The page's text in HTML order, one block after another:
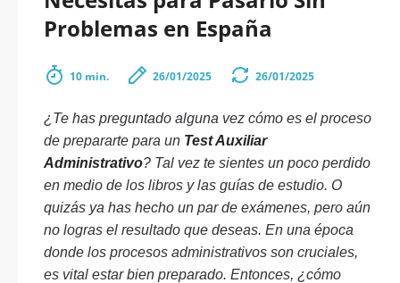
Problemas en España
10 min. 26/01/2025 26/01/2025
¿Te has preguntado alguna vez cómo es el proceso
de prepararte para un Test Auxiliar
Administrativo? Tal vez te sientes un poco perdido
en medio de los libros y las guías de estudio. O
quizás ya has hecho un par de exámenes, pero aún
no logras el resultado que deseas. En una época
donde los procesos administrativos son cruciales,
es vital estar bien preparado. Entonces, ¿cómo